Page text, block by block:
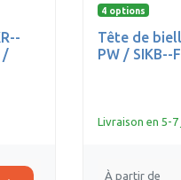
/
4 options
Tête de
PW / SIKB--
Livraison en 5-7
À partir de